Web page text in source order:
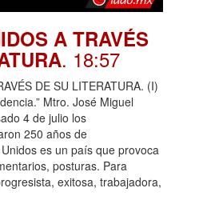
A TRAVÉS
. 18:57
DE SU LITERATURA. (I)
Mtro. José Miguel
4 de julio los
250 años de
es un país que provoca
posturas. Para
exitosa, trabajadora,